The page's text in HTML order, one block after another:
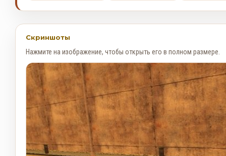
Скриншоты
Нажмите на изображение, чтобы открыть его в полном размере.